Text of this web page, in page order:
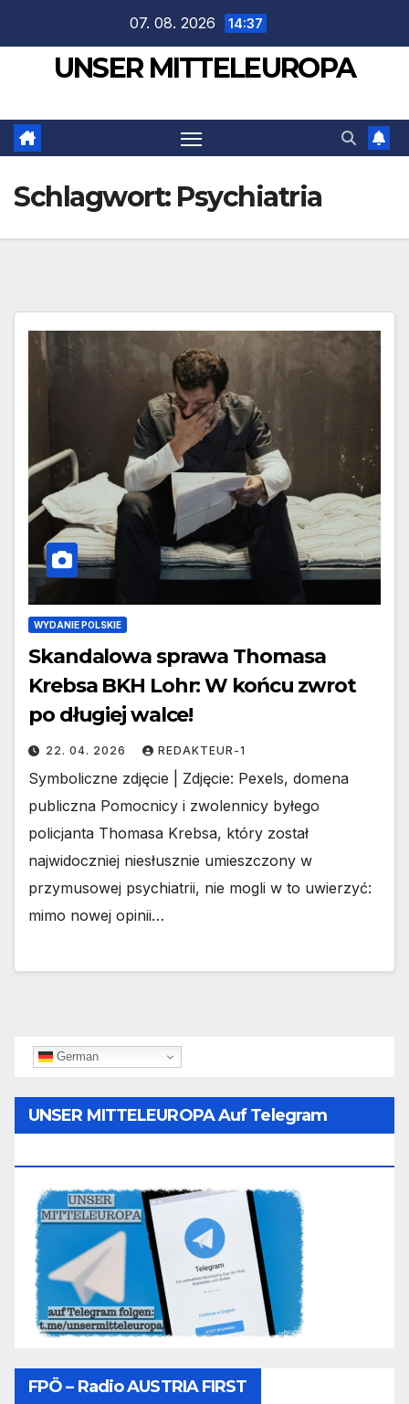
springen
07. 08. 2026 14:37
UNSER MITTELEUROPA
Schlagwort: Psychiatria
WYDANIE POLSKIE
Skandalowa sprawa Thomasa
Krebsa BKH Lohr: W końcu zwrot
po długiej walce!
22. 04. 2026 REDAKTEUR-1
Symboliczne zdjęcie | Zdjęcie: Pexels, domena
publiczna Pomocnicy i zwolennicy byłego
policjanta Thomasa Krebsa, który został
najwidoczniej niesłusznie umieszczony w
przymusowej psychiatrii, nie mogli w to uwierzyć:
mimo nowej opinii…
German
UNSER MITTELEUROPA Auf Telegram
FPÖ – Radio AUSTRIA FIRST